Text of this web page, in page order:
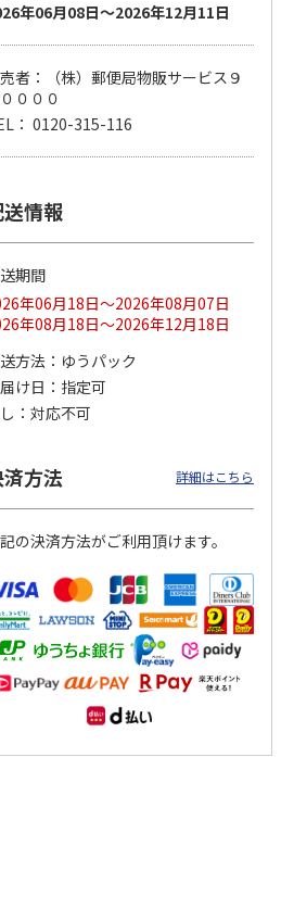
ドジャース 大谷翔
平 日本人最多53試
合連続出塁記念 シ
ル…
17,000円
(送料・税込)
谷翔平 2026 NL 3・
4月投手…
年06月08日～2026年12月11日
者：（株）郵便局物販サービス９
０００
： 0120-315-116
情報
期間
年06月18日～2026年08月07日
年08月18日～2026年12月18日
方法
ゆうパック
け日
指定可
対応不可
方法 詳細はこちら
の決済方法がご利用頂けます。